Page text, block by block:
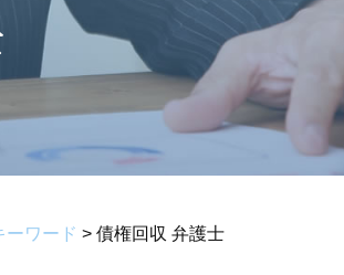
ワード >債権回収 弁護士